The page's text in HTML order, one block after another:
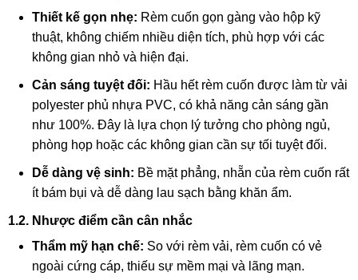
Thiết kế gọn nhẹ: Rèm cuốn gọn gàng vào hộp kỹ
thuật, không chiếm nhiều diện tích, phù hợp với các
không gian nhỏ và hiện đại.
Cản sáng tuyệt đối: Hầu hết rèm cuốn được làm từ vải
polyester phủ nhựa PVC, có khả năng cản sáng gần
như 100%. Đây là lựa chọn lý tưởng cho phòng ngủ,
phòng họp hoặc các không gian cần sự tối tuyệt đối.
Dễ dàng vệ sinh: Bề mặt phẳng, nhẵn của rèm cuốn rất
ít bám bụi và dễ dàng lau sạch bằng khăn ẩm.
1.2. Nhược điểm cần cân nhắc
Thẩm mỹ hạn chế: So với rèm vải, rèm cuốn có vẻ
ngoài cứng cáp, thiếu sự mềm mại và lãng mạn.